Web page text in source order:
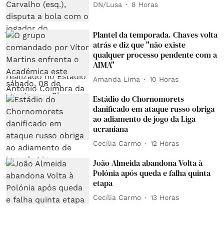
DN/Lusa 8 Horas
Plantel da temporada. Chaves volta
atrás e diz que "não existe
qualquer processo pendente com a
AIMA"
Amanda Lima 10 Horas
Estádio do Chornomorets
danificado em ataque russo obriga
ao adiamento de jogo da Liga
ucraniana
Cecília Carmo 12 Horas
João Almeida abandona Volta à
Polónia após queda e falha quinta
etapa
Cecília Carmo 13 Horas